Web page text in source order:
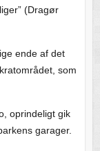
(Dragør
ende af det
som
oprindeligt gik
garager.